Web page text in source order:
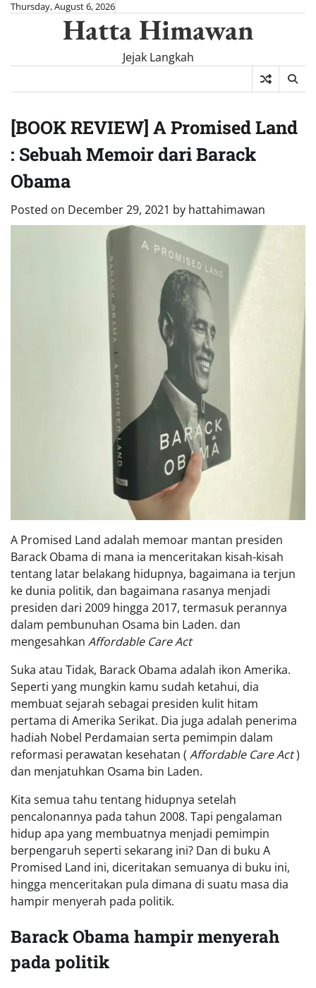
SkipThursday, August 6, 2026
Hatta Himawan
Jejak Langkah
[BOOK REVIEW] A Promised Land
: Sebuah Memoir dari Barack
Obama
Posted on December 29, 2021 by hattahimawan
A Promised Land adalah memoar mantan presiden
Barack Obama di mana ia menceritakan kisah-kisah
tentang latar belakang hidupnya, bagaimana ia terjun
ke dunia politik, dan bagaimana rasanya menjadi
presiden dari 2009 hingga 2017, termasuk perannya
dalam pembunuhan Osama bin Laden. dan
mengesahkan Affordable Care Act
Suka atau Tidak, Barack Obama adalah ikon Amerika.
Seperti yang mungkin kamu sudah ketahui, dia
membuat sejarah sebagai presiden kulit hitam
pertama di Amerika Serikat. Dia juga adalah penerima
hadiah Nobel Perdamaian serta pemimpin dalam
reformasi perawatan kesehatan ( Affordable Care Act)
dan menjatuhkan Osama bin Laden.
Kita semua tahu tentang hidupnya setelah
pencalonannya pada tahun 2008. Tapi pengalaman
hidup apa yang membuatnya menjadi pemimpin
berpengaruh seperti sekarang ini? Dan di buku A
Promised Land ini, diceritakan semuanya di buku ini,
hingga menceritakan pula dimana di suatu masa dia
hampir menyerah pada politik.
Barack Obama hampir menyerah
pada politik